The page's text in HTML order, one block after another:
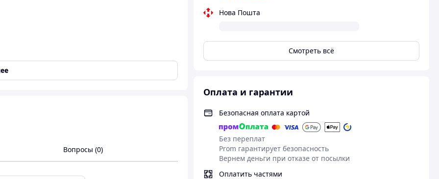
Нова Пошта
Смотреть всё
Оплата и гарантии
Безопасная оплата картой
Без переплат
Prom гарантирует безопасность
Вернем деньги при отказе от посылки
Оплатить частями
а также инструменты для измерения
LiHV, LiFe, Lion, LTO 1-8S, NiMh 1-20S, PB 1-
Вопросы (0)